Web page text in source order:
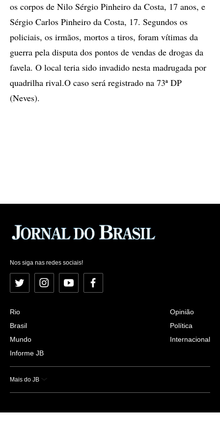
os corpos de Nilo Sérgio Pinheiro da Costa, 17 anos, e
Sérgio Carlos Pinheiro da Costa, 17. Segundos os
policiais, os irmãos, mortos a tiros, foram vítimas da
guerra pela disputa dos pontos de vendas de drogas da
favela. O local teria sido invadido nesta madrugada por
quadrilha rival.O caso será registrado na 73ª DP
(Neves).
Nos siga nas redes sociais!
Twitter InstagramYouTubeFacebook
Rio
Brasil
Mundo
Informe JB
Opinião
Política
Internacional
Mais do JB
Esportes